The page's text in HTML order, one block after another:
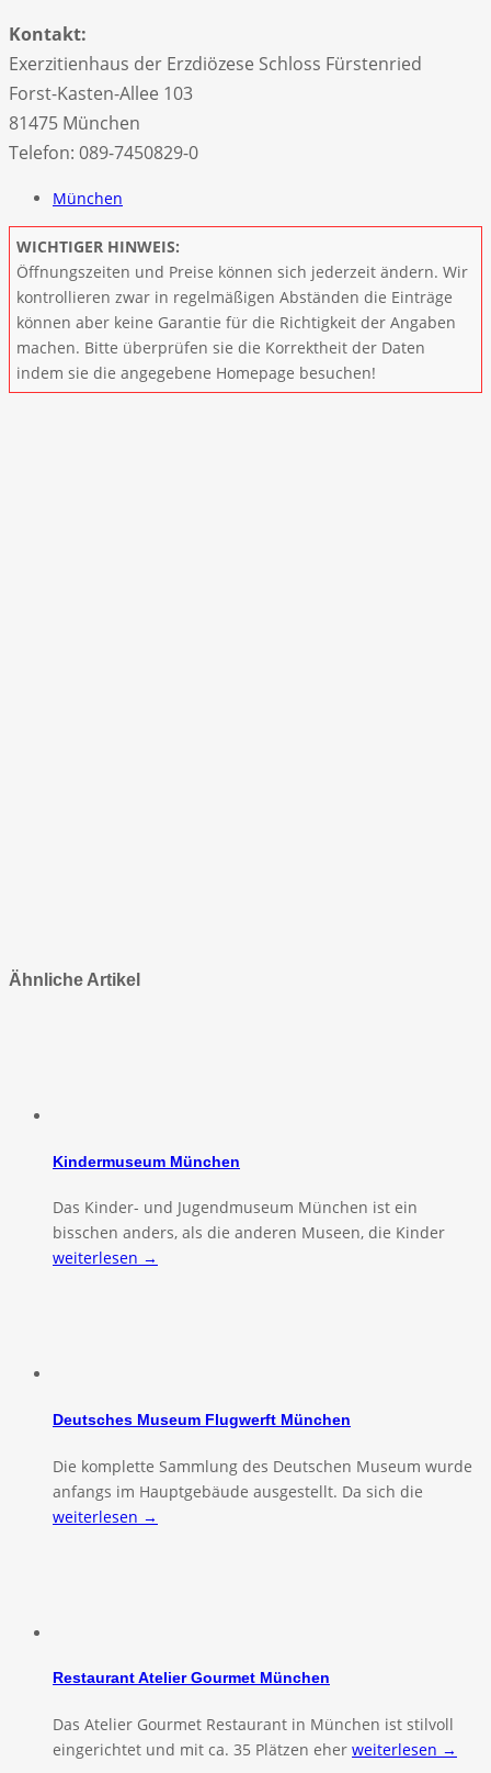
Kontakt:
Exerzitienhaus der Erzdiözese Schloss Fürstenried
Forst-Kasten-Allee 103
81475 München
Telefon: 089-7450829-0
München
WICHTIGER HINWEIS:
Öffnungszeiten und Preise können sich jederzeit ändern. Wir
kontrollieren zwar in regelmäßigen Abständen die Einträge
können aber keine Garantie für die Richtigkeit der Angaben
machen. Bitte überprüfen sie die Korrektheit der Daten
indem sie die angegebene Homepage besuchen!
Ähnliche Artikel
Kindermuseum München
Das Kinder- und Jugendmuseum München ist ein
bisschen anders, als die anderen Museen, die Kinder
weiterlesen →
Deutsches Museum Flugwerft München
Die komplette Sammlung des Deutschen Museum wurde
anfangs im Hauptgebäude ausgestellt. Da sich die
weiterlesen →
Restaurant Atelier Gourmet München
Das Atelier Gourmet Restaurant in München ist stilvoll
eingerichtet und mit ca. 35 Plätzen eher weiterlesen →